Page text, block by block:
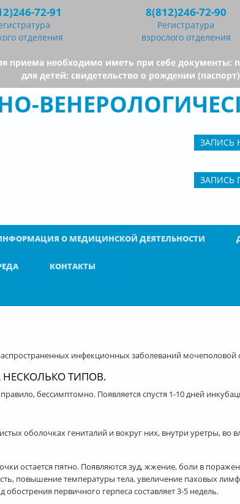
72-91
отделения
8(812)246-72-90
Регистратура
взрослого отделения
приема необходимо иметь при себе документы:
для детей: свидетельство о рождении
ЗАПИСЬ
ЗАПИСЬ
О МЕДИЦИНСКОЙ ДЕЯТЕЛЬНОСТИ
КОНТАКТЫ
инфекционных заболеваний
НЕСКОЛЬКО ТИПОВ.
бессимптомно. Появляется спустя 1-10 дней
оболочках гениталий и вокруг них, внутри уретры,
остается пятно. Появляются зуд, жжение, боли в
повышение температуры тела, увеличение паховых
первичного герпеса составляет 3-5 недель.